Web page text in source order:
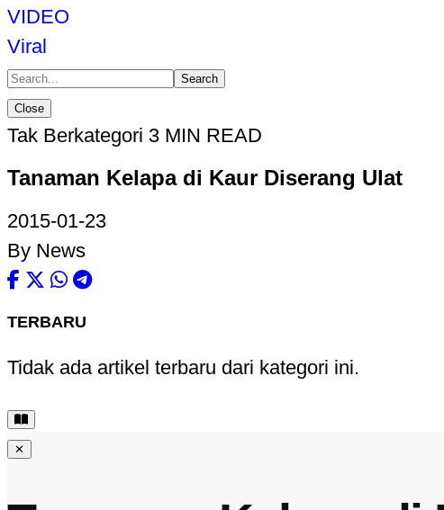
VIDEO
Viral
Search
Close
Tak Berkategori 3 MIN READ
Tanaman Kelapa di Kaur Diserang Ulat
2015-01-23
By News
TERBARU
Tidak ada artikel terbaru dari kategori ini.
✕